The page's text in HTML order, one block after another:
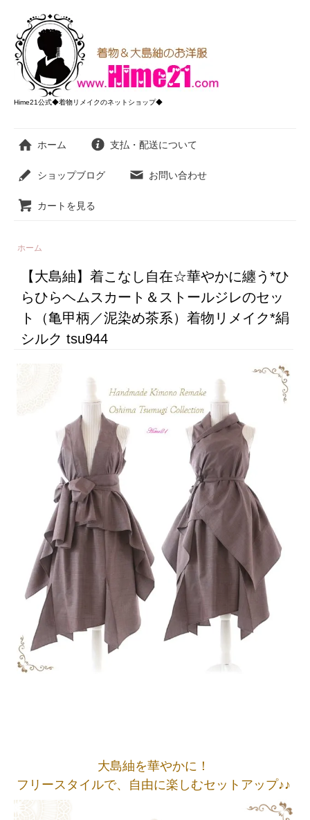
Hime21公式◆着物リメイクのネットショップ◆
ホーム 支払・配送について
ショップブログ お問い合わせ
カートを見る
ホーム
【大島紬】着こなし自在☆華やかに纏う*ひ
らひらヘムスカート＆ストールジレのセッ
ト（亀甲柄／泥染め茶系）着物リメイク*絹
シルク tsu944
大島紬を華やかに！
フリースタイルで、自由に楽しむセットアップ♪♪